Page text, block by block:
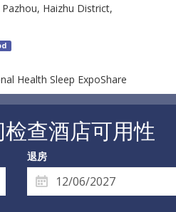
Haizhu District,
Health Sleep ExpoShare
查酒店可用性
退房